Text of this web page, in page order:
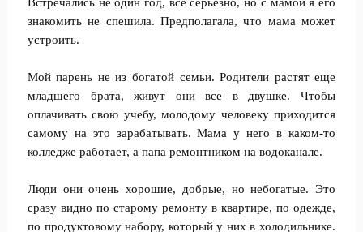
знакомить не спешила. Предполагала, что мама может
устроить.
Мой парень не из богатой семьи. Родители растят еще
младшего брата, живут они все в двушке. Чтобы
оплачивать свою учебу, молодому человеку приходится
самому на это зарабатывать. Мама у него в каком-то
колледже работает, а папа ремонтником на водоканале.
Люди они очень хорошие, добрые, но небогатые. Это
сразу видно по старому ремонту в квартире, по одежде,
по продуктовому набору, который у них в холодильнике.